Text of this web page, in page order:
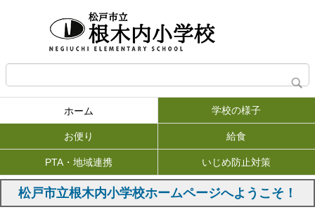
ホーム 学校の様子
お便り 給食
PTA・地域連携 いじめ防止対策
松戸市立根木内小学校ホームページへようこそ！